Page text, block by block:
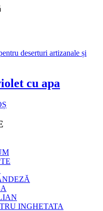
cu apa
INGHETATA